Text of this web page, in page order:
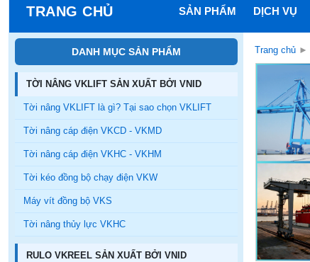
TRANG CHỦ SẢN PHẨM DỊCH VỤ
DANH MỤC SẢN PHẨM
TỜI NÂNG VKLIFT SẢN XUẤT BỞI VNID
Tời nâng VKLIFT là gì? Tại sao chọn VKLIFT
Tời nâng cáp điện VKCD - VKMD
Tời nâng cáp điện VKHC - VKHM
Tời kéo đồng bộ chạy điện VKW
Máy vít đồng bộ VKS
Tời nâng thủy lực VKHC
RULO VKREEL SẢN XUẤT BỞI VNID
Trang chủ ►